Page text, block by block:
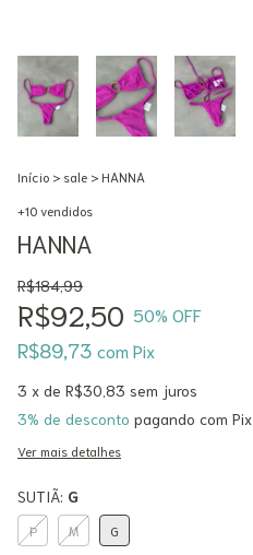
Início > sale > HANNA
+10 vendidos
HANNA
R$184,99
R$92,50 50% OFF
R$89,73 com Pix
3 x de R$30,83 sem juros
3% de desconto pagando com Pix
Ver mais detalhes
SUTIÃ: G
P M G